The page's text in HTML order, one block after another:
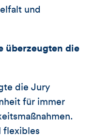
und
überzeugten die
die Jury
für immer
flexibles